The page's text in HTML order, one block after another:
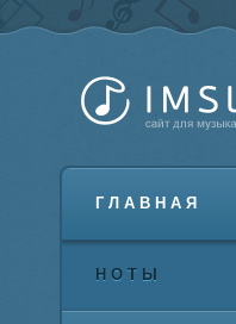
ГЛАВНАЯ
НОТЫ